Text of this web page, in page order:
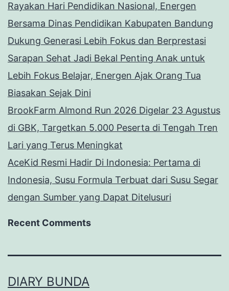
Rayakan Hari Pendidikan Nasional, Energen
Bersama Dinas Pendidikan Kabupaten Bandung
Dukung Generasi Lebih Fokus dan Berprestasi
Sarapan Sehat Jadi Bekal Penting Anak untuk
Lebih Fokus Belajar, Energen Ajak Orang Tua
Biasakan Sejak Dini
BrookFarm Almond Run 2026 Digelar 23 Agustus
di GBK, Targetkan 5.000 Peserta di Tengah Tren
Lari yang Terus Meningkat
AceKid Resmi Hadir Di Indonesia: Pertama di
Indonesia, Susu Formula Terbuat dari Susu Segar
dengan Sumber yang Dapat Ditelusuri
Recent Comments
DIARY BUNDA